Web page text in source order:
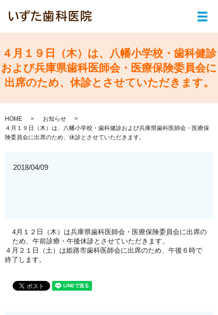
メ
４月１９日（木）は、八幡小学校・歯科健診
および兵庫県歯科医師会・医療保険委員会に
出席のため、休診とさせていただきます。
HOME
お知らせ
４月１９日（木）は、八幡小学校・歯科健診および兵庫県歯科医師会・医療保
険委員会に出席のため、休診とさせていただきます。
2018/04/09
4月１２日（木）は兵庫県歯科医師会・医療保険委員会に出席の
ため、午前診療・午後休診とさせていただきます。
４月２１日（土）は姫路市歯科医師会に出席のため、午後６時で
終了します。